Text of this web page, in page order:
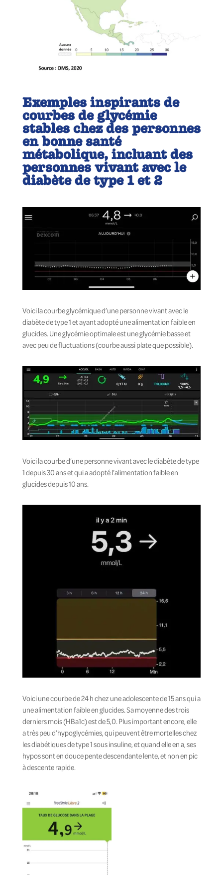
Exemples inspirants de
courbes de glycémie
stables chez des personnes
en bonne santé
métabolique, incluant des
personnes vivant avec le
diabète de type 1 et 2
Voici la courbe glycémique d’une personne vivant avec le
diabète de type 1 et ayant adopté une alimentation faible en
glucides. Une glycémie optimale est une glycémie basse et
avec peu de fluctuations (courbe aussi plate que possible).
Voici la courbe d’une personne vivant avec le diabète de type
1 depuis 30 ans et qui a adopté l’alimentation faible en
glucides depuis 10 ans.
Voici une courbe de 24 h chez une adolescente de 15 ans qui a
une alimentation faible en glucides. Sa moyenne des trois
derniers mois (HBa1c) est de 5,0. Plus important encore, elle
a très peu d’hypoglycémies, qui peuvent être mortelles chez
les diabétiques de type 1 sous insuline, et quand elle en a, ses
hypos sont en douce pente descendante lente, et non en pic
à descente rapide.